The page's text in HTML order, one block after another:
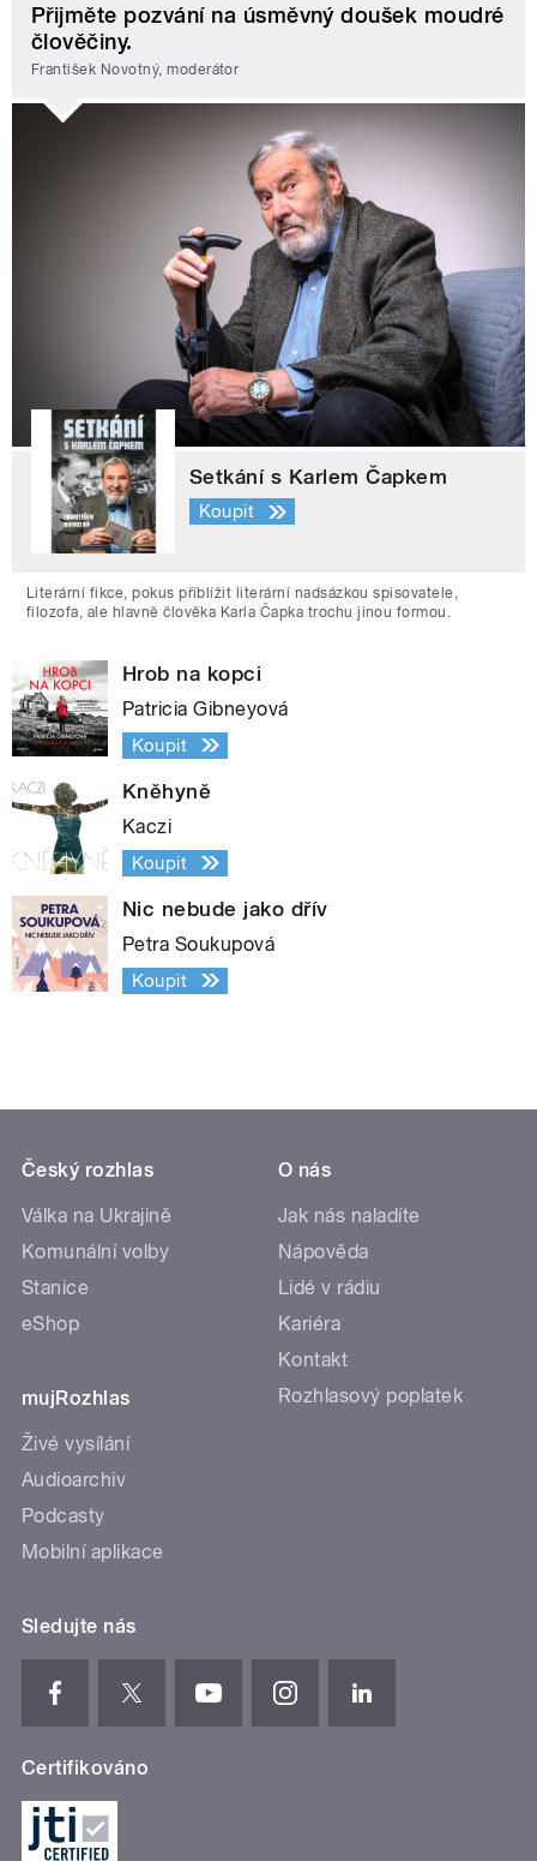
Přijměte pozvání na úsměvný doušek moudré
člověčiny.
František Novotný, moderátor
Setkání s Karlem Čapkem
Koupit
Literární fikce, pokus přiblížit literární nadsázkou spisovatele,
filozofa, ale hlavně člověka Karla Čapka trochu jinou formou.
Hrob na kopci
Patricia Gibneyová
Koupit
Kněhyně
Kaczi
Koupit
Nic nebude jako dřív
Petra Soukupová
Koupit
Český rozhlas
Válka na Ukrajině
Komunální volby
Stanice
eShop
mujRozhlas
Živé vysílání
Audioarchiv
Podcasty
Mobilní aplikace
O nás
Jak nás naladíte
Nápověda
Lidé v rádiu
Kariéra
Kontakt
Rozhlasový poplatek
Sledujte nás
Certifikováno